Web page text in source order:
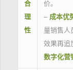
合
理
性
价。
– 成本优
量销售人
效果再追
数字化营